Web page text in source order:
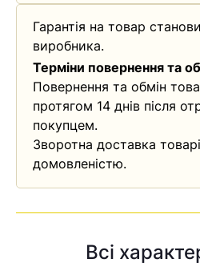
Гарантія на товар
виробника.
Терміни повернення та
Повернення та обмін
протягом 14 днів після
покупцем.
Зворотна доставка
домовленістю.
Всі